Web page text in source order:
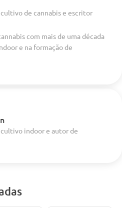
de cannabis e escritor
com mais de uma década
e na formação de
indoor e autor de